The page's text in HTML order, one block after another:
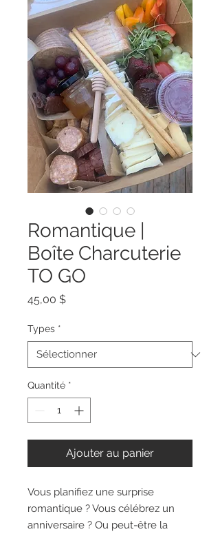
Romantique |
Boîte Charcuterie
TO GO
45,00 $Prix
Types *
Quantité *
Ajouter au panier
Vous planifiez une surprise
romantique ? Vous célébrez un
anniversaire ? Ou peut-être la